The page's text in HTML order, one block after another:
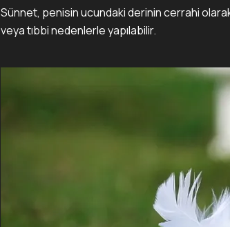
Sünnet, penisin ucundaki derinin cerrahi
veya tıbbi nedenlerle yapılabilir.